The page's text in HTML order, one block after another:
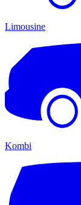
Limousine
Kombi